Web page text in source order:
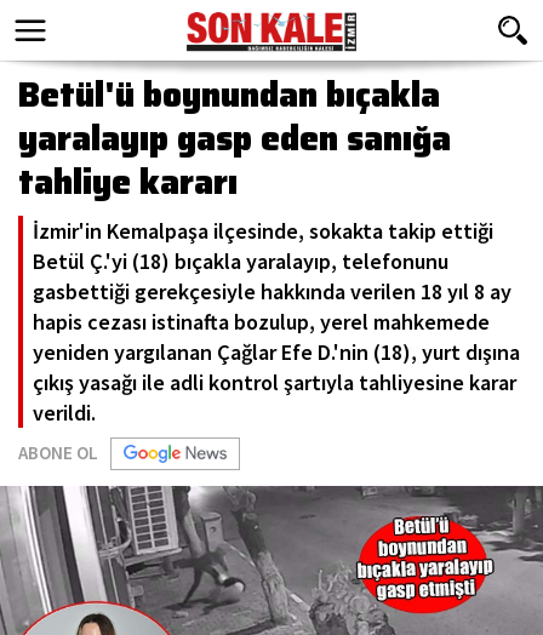
Betül'ü boynundan bıçakla
yaralayıp gasp eden sanığa
tahliye kararı
İzmir'in Kemalpaşa ilçesinde, sokakta takip ettiği
Betül Ç.'yi (18) bıçakla yaralayıp, telefonunu
gasbettiği gerekçesiyle hakkında verilen 18 yıl 8 ay
hapis cezası istinafta bozulup, yerel mahkemede
yeniden yargılanan Çağlar Efe D.'nin (18), yurt dışına
çıkış yasağı ile adli kontrol şartıyla tahliyesine karar
verildi.
ABONE OL